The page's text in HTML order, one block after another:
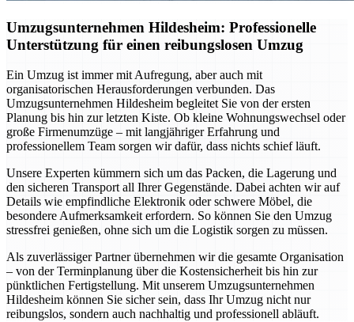
Umzugsunternehmen Hildesheim: Professionelle
Unterstützung für einen reibungslosen Umzug
Ein Umzug ist immer mit Aufregung, aber auch mit
organisatorischen Herausforderungen verbunden. Das
Umzugsunternehmen Hildesheim begleitet Sie von der ersten
Planung bis hin zur letzten Kiste. Ob kleine Wohnungswechsel oder
große Firmenumzüge – mit langjähriger Erfahrung und
professionellem Team sorgen wir dafür, dass nichts schief läuft.
Unsere Experten kümmern sich um das Packen, die Lagerung und
den sicheren Transport all Ihrer Gegenstände. Dabei achten wir auf
Details wie empfindliche Elektronik oder schwere Möbel, die
besondere Aufmerksamkeit erfordern. So können Sie den Umzug
stressfrei genießen, ohne sich um die Logistik sorgen zu müssen.
Als zuverlässiger Partner übernehmen wir die gesamte Organisation
– von der Terminplanung über die Kostensicherheit bis hin zur
pünktlichen Fertigstellung. Mit unserem Umzugsunternehmen
Hildesheim können Sie sicher sein, dass Ihr Umzug nicht nur
reibungslos, sondern auch nachhaltig und professionell abläuft.